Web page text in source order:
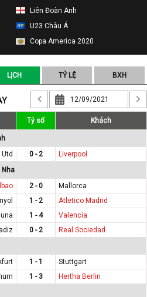
Liên Đoàn Anh
U23 Châu Á
Copa America 2020
LỊCH TỶ LỆ BXH
Tỷ số Khách
0 - 2
Liverpool
Nha
2 - 0
Mallorca
1 - 2
Atletico Madrid
1 - 4
Valencia
0 - 2
Real Sociedad
1 - 1
Stuttgart
1 - 3
Hertha Berlin